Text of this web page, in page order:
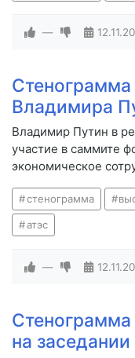
—
Владимира
Владимир Путин в
участие в саммите
экономическое
стенограмма
атэс
—
на